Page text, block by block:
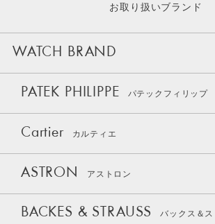
お取り扱いブランド
WATCH BRAND
PATEK PHILIPPE パテックフィリップ
Cartier カルティエ
ASTRON アストロン
BACKES & STRAUSS バックス＆